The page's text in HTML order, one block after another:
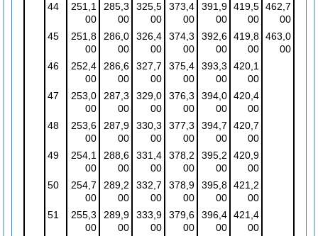
44
251,1
00
285,3
00
325,5
00
373,4
00
391,9
00
419,5
00
462,7
00
45
251,8
00
286,0
00
326,4
00
374,3
00
392,6
00
419,8
00
463,0
00
46
252,4
00
286,6
00
327,7
00
375,4
00
393,3
00
420,1
00
47
253,0
00
287,3
00
329,0
00
376,3
00
394,0
00
420,4
00
48
253,6
00
287,9
00
330,3
00
377,3
00
394,7
00
420,7
00
49
254,1
00
288,6
00
331,4
00
378,2
00
395,2
00
420,9
00
50
254,7
00
289,2
00
332,7
00
378,9
00
395,8
00
421,2
00
51
255,3
00
289,9
00
333,9
00
379,6
00
396,4
00
421,4
00